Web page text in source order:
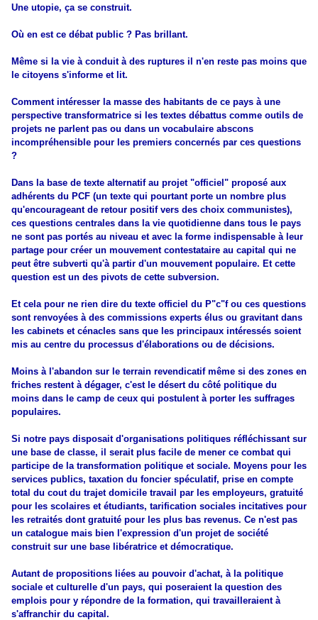
Une utopie, ça se construit.
Où en est ce débat public ? Pas brillant.
Même si la vie à conduit à des ruptures il n'en reste pas moins que
le citoyens s'informe et lit.
Comment intéresser la masse des habitants de ce pays à une
perspective transformatrice si les textes débattus comme outils de
projets ne parlent pas ou dans un vocabulaire abscons
incompréhensible pour les premiers concernés par ces questions
?
Dans la base de texte alternatif au projet "officiel" proposé aux
adhérents du PCF (un texte qui pourtant porte un nombre plus
qu'encourageant de retour positif vers des choix communistes),
ces questions centrales dans la vie quotidienne dans tous le pays
ne sont pas portés au niveau et avec la forme indispensable à leur
partage pour créer un mouvement contestataire au capital qui ne
peut être subverti qu'à partir d'un mouvement populaire. Et cette
question est un des pivots de cette subversion.
Et cela pour ne rien dire du texte officiel du P"c"f ou ces questions
sont renvoyées à des commissions experts élus ou gravitant dans
les cabinets et cénacles sans que les principaux intéressés soient
mis au centre du processus d'élaborations ou de décisions.
Moins à l'abandon sur le terrain revendicatif même si des zones en
friches restent à dégager, c'est le désert du côté politique du
moins dans le camp de ceux qui postulent à porter les suffrages
populaires.
Si notre pays disposait d'organisations politiques réfléchissant sur
une base de classe, il serait plus facile de mener ce combat qui
participe de la transformation politique et sociale. Moyens pour les
services publics, taxation du foncier spéculatif, prise en compte
total du cout du trajet domicile travail par les employeurs, gratuité
pour les scolaires et étudiants, tarification sociales incitatives pour
les retraités dont gratuité pour les plus bas revenus. Ce n'est pas
un catalogue mais bien l'expression d'un projet de société
construit sur une base libératrice et démocratique.
Autant de propositions liées au pouvoir d'achat, à la politique
sociale et culturelle d'un pays, qui poseraient la question des
emplois pour y répondre de la formation, qui travailleraient à
s'affranchir du capital.